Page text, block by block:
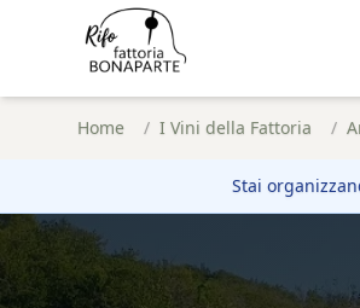
Home / I Vini della Fattoria /
Stai